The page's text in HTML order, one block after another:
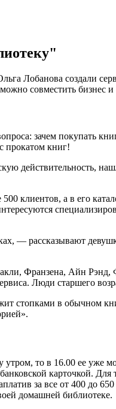
Лобанова создали
совместить бизнес
зачем покупать
прокатом книг!
действительность,
клиентов, а в его
— рассказывают
Франзена, Айн
Люди старшего
стопками в
утром, то в 16.00 ее
карточкой.
за все от 400 до
домашней библиотеке.